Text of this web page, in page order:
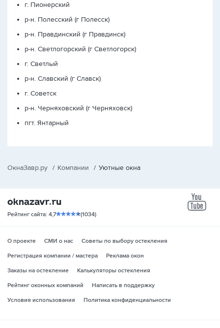
г. Пионерский
р-н. Полесский (г Полесск)
р-н. Правдинский (г Правдинск)
р-н. Светлогорский (г Светлогорск)
г. Светлый
р-н. Славский (г Славск)
г. Советск
р-н. Черняховский (г Черняховск)
пгт. Янтарный
ОкнаЗавр.ру / Компании / Уютные окна
Рейтинг сайта: 4,7 (1034)
О проекте СМИ о нас
Советы по выбору остекления
Регистрация компании / мастера
Реклама окон
Заказы на остекление
Калькуляторы остекления
Рейтинг оконных компаний
Написать в поддержку
Условия использования
Политика конфиденциальности